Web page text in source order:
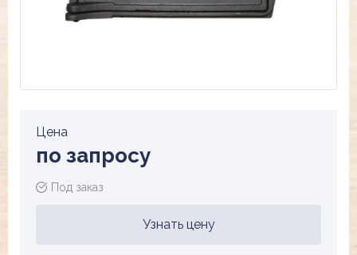
Цена
по запросу
Под заказ
Узнать цену